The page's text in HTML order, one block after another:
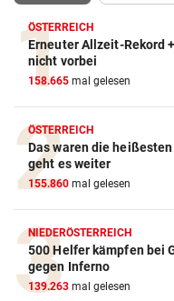
ÖSTERREICH
Erneuter Allzeit-Rekord
nicht vorbei
158.665 mal gelesen
ÖSTERREICH
Das waren die heißesten
geht es weiter
155.860 mal gelesen
NIEDERÖSTERREICH
500 Helfer kämpfen bei
gegen Inferno
139.263 mal gelesen